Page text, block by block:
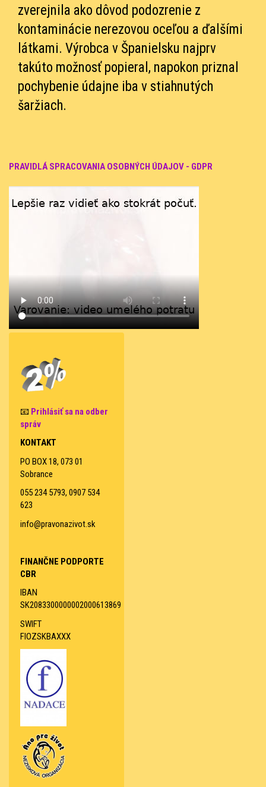
zverejnila ako dôvod podozrenie z
kontaminácie nerezovou oceľou a ďalšími
látkami. Výrobca v Španielsku najprv
takúto možnosť popieral, napokon priznal
pochybenie údajne iba v stiahnutých
šaržiach.
PRAVIDLÁ SPRACOVANIA OSOBNÝCH ÚDAJOV - GDPR
📧 Prihlásiť sa na odber
správ
KONTAKT
PO BOX 18, 073 01
Sobrance
055 234 5793, 0907 534
623
info@pravonazivot.sk
FINANČNE PODPORTE
CBR
IBAN
SK2083300000002000613869
SWIFT
FIOZSKBAXXX